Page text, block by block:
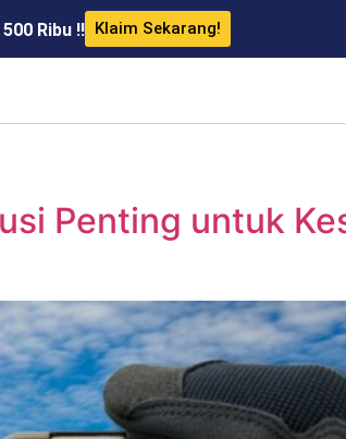
Ribu !! Klaim Sekarang!
Penting untuk